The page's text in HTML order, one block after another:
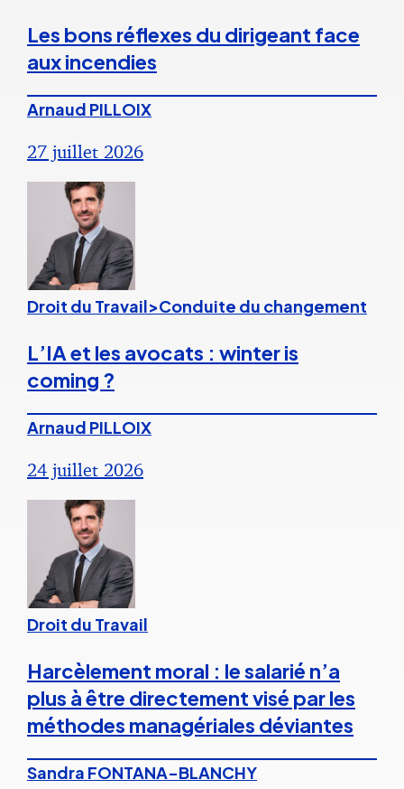
Les bons réflexes du dirigeant face
aux incendies
Arnaud PILLOIX
27 juillet 2026
Droit du Travail>Conduite du changement
L’IA et les avocats : winter is
coming ?
Arnaud PILLOIX
24 juillet 2026
Droit du Travail
Harcèlement moral : le salarié n’a
plus à être directement visé par les
méthodes managériales déviantes
Sandra FONTANA-BLANCHY